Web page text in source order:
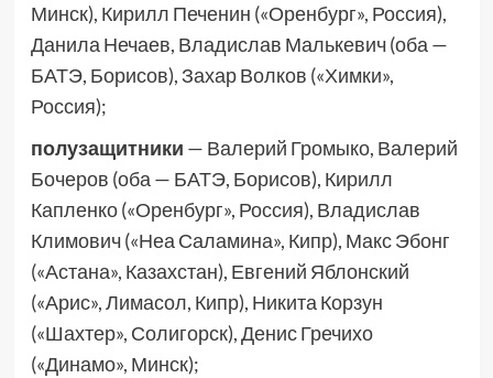
Минск), Кирилл Печенин («Оренбург», Россия),
Данила Нечаев, Владислав Малькевич (оба —
БАТЭ, Борисов), Захар Волков («Химки»,
Россия);
полузащитники — Валерий Громыко, Валерий
Бочеров (оба — БАТЭ, Борисов), Кирилл
Капленко («Оренбург», Россия), Владислав
Климович («Неа Саламина», Кипр), Макс Эбонг
(«Астана», Казахстан), Евгений Яблонский
(«Арис», Лимасол, Кипр), Никита Корзун
(«Шахтер», Солигорск), Денис Гречихо
(«Динамо», Минск);